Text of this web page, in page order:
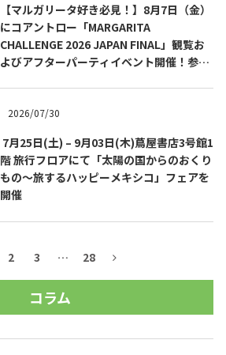
【マルガリータ好き必見！】8月7日（金）
にコアントロー「MARGARITA
CHALLENGE 2026 JAPAN FINAL」観覧お
よびアフターパーティイベント開催！参加
2026/07/30
7月25日(土) – 9月03日(木)蔦屋書店3号館1
階 旅行フロアにて「太陽の国からのおくり
もの～旅するハッピーメキシコ」フェアを
開催
2 3 … 28
コラム